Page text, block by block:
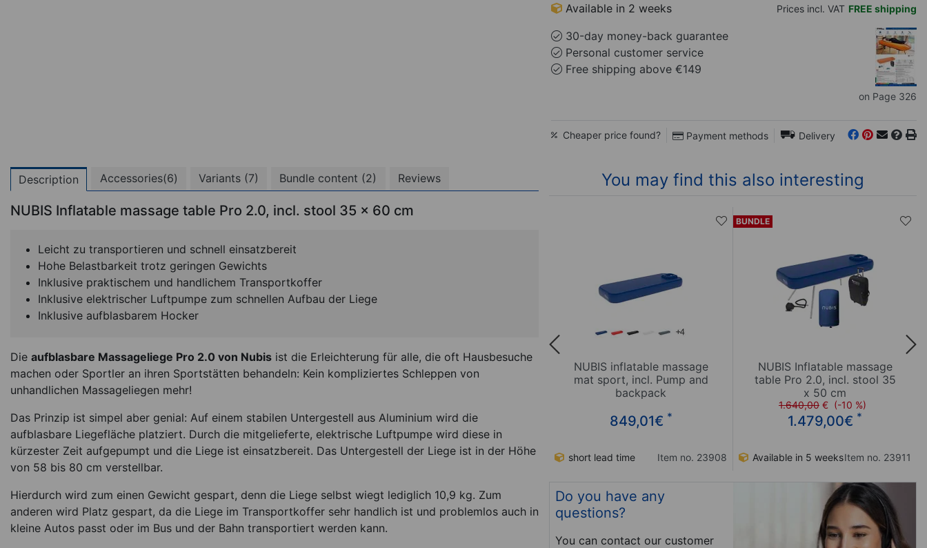
Available in 2 weeks Prices incl. VAT FREE shipping
30-day money-back guarantee
Personal customer service
Free shipping above €149
on Page 326
Cheaper price found? Payment methods Delivery
Description Accessories(6) Variants (7) Bundle content (2) Reviews
NUBIS Inflatable massage table Pro 2.0, incl. stool 35 x 60 cm
Leicht zu transportieren und schnell einsatzbereit
Hohe Belastbarkeit trotz geringen Gewichts
Inklusive praktischem und handlichem Transportkoffer
Inklusive elektrischer Luftpumpe zum schnellen Aufbau der Liege
Inklusive aufblasbarem Hocker
Die aufblasbare Massageliege Pro 2.0 von Nubis ist die Erleichterung für alle, die oft Hausbesuche
machen oder Sportler an ihren Sportstätten behandeln: Kein kompliziertes Schleppen von
unhandlichen Massageliegen mehr!
Das Prinzip ist simpel aber genial: Auf einem stabilen Untergestell aus Aluminium wird die
aufblasbare Liegefläche platziert. Durch die mitgelieferte, elektrische Luftpumpe wird diese in
kürzester Zeit aufgepumpt und die Liege ist einsatzbereit. Das Untergestell der Liege ist in der Höhe
von 58 bis 80 cm verstellbar.
Hierdurch wird zum einen Gewicht gespart, denn die Liege selbst wiegt lediglich 10,9 kg. Zum
anderen wird Platz gespart, da die Liege im Transportkoffer sehr handlich ist und problemlos auch in
kleine Autos passt oder im Bus und der Bahn transportiert werden kann.
You may find this also interesting
NUBIS Inflatable Massage
Table Pro XL 2.0, L x W x H
1.579,00€ *
short lead time Item no. 23918
NUBIS Inflatable massage
table Pro Osteo 2.0, L x W x
1.345,00€
In Stock Item no. 23914
NUBIS inflatable massage
mat sport, incl. Pump and
backpack
849,01€ *
short lead time Item no. 23908
BUNDLE
NUBIS Inflatable massage
table Pro 2.0, incl. stool 35
x 50 cm
1.640,00 € (-10 %)
1.479,00€ *
Available in 5 weeksItem no. 23911
Do you have any
questions?
You can contact our customer